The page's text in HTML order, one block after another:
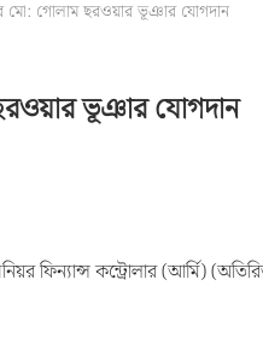
মো: গোলাম ছরওয়ার ভূঞার যোগদান
ভূঞার যোগদান
কন্ট্রোলার (আর্মি)